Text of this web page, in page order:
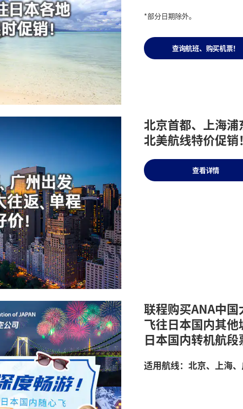
*部分日期除外。
查询航班、购买机票！
北京首都、上海
北美航线特价促销
查看详情
联程购买ANA中
飞往日本国内其
日本国内转机航
适用航线：北京、上海